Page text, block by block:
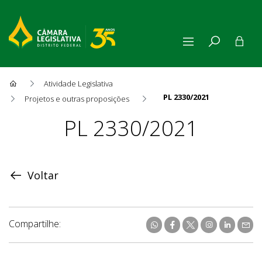
Atividade Legislativa
Projetos e outras proposições
PL 2330/2021
ProposiçãoPL 2330/2021
Voltar
Compartilhe: